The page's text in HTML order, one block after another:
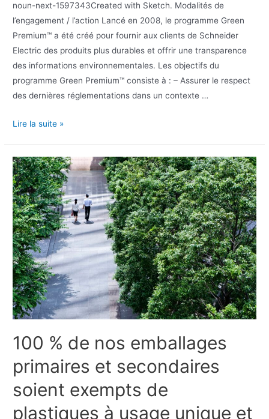
noun-next-1597343Created with Sketch. Modalités de
l’engagement / l’action Lancé en 2008, le programme Green
Premium™ a été créé pour fournir aux clients de Schneider
Electric des produits plus durables et offrir une transparence
des informations environnementales. Les objectifs du
programme Green Premium™ consiste à : – Assurer le respect
des dernières réglementations dans un contexte …
Lire la suite »
100 % de nos emballages
primaires et secondaires
soient exempts de
plastiques à usage unique et